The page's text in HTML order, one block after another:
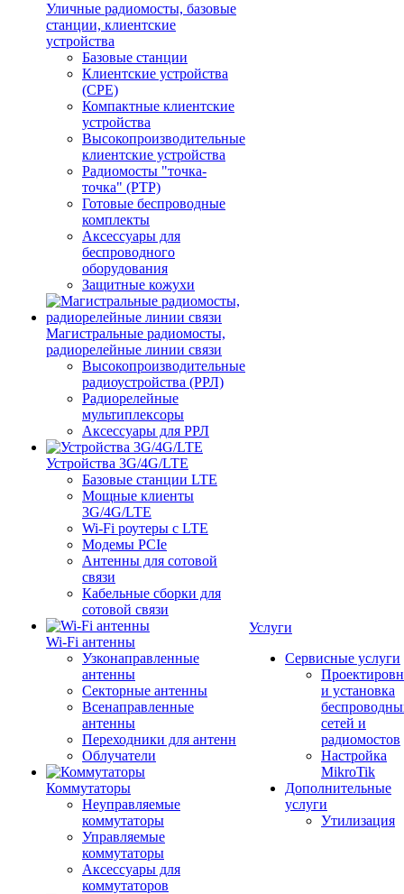
Уличные радиомосты, базовые
станции, клиентские
устройства
Базовые станции
Клиентские устройства
(CPE)
Компактные клиентские
устройства
Высокопроизводительные
клиентские устройства
Радиомосты "точка-
точка" (PTP)
Готовые беспроводные
комплекты
Аксессуары для
беспроводного
оборудования
Защитные кожухи
Магистральные радиомосты,
радиорелейные линии связи
Высокопроизводительные
радиоустройства (РРЛ)
Радиорелейные
мультиплексоры
Аксессуары для РРЛ
Устройства 3G/4G/LTE
Базовые станции LTE
Мощные клиенты
3G/4G/LTE
Wi-Fi роутеры с LTE
Модемы PCIe
Антенны для сотовой
связи
Кабельные сборки для
сотовой связи
Wi-Fi антенны
Узконаправленные
антенны
Секторные антенны
Всенаправленные
антенны
Переходники для антенн
Облучатели
Коммутаторы
Неуправляемые
коммутаторы
Управляемые
коммутаторы
Аксессуары для
коммутаторов
Услуги
Сервисные услуги
и установка
сетей и
радиомостов
Настройка
MikroTik
Дополнительные
услуги
Утилизация